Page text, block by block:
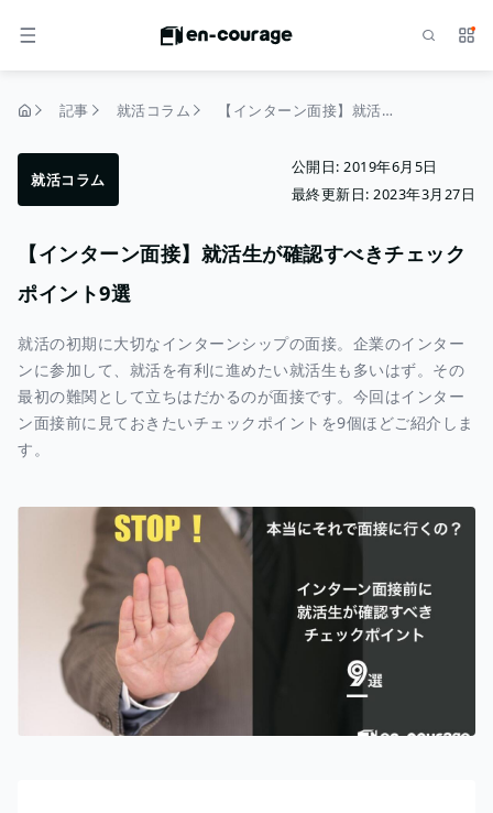
メニュー サ
記事 就活コラム 【インターン面接】就活生が確認すべきチェックポイント9選
就活コラム
公開日: 2019年6月5日
最終更新日: 2023年3月27日
【インターン面接】就活生が確認すべきチェック
ポイント9選
就活の初期に大切なインターンシップの面接。企業のインター
ンに参加して、就活を有利に進めたい就活生も多いはず。その
最初の難関として立ちはだかるのが面接です。今回はインター
ン面接前に見ておきたいチェックポイントを9個ほどご紹介しま
す。